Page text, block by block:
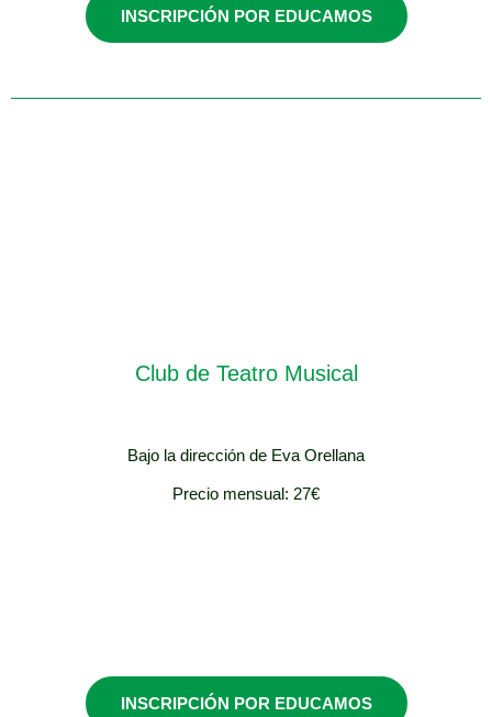
Precio mensual - Fuera de Línea Musical: 40€
INSCRIPCIÓN POR EDUCAMOS
Club de Teatro Musical
Bajo la dirección de Eva Orellana
Precio mensual: 27€
3º, 4º ESO y
Bachillerato
INSCRIPCIÓN POR EDUCAMOS